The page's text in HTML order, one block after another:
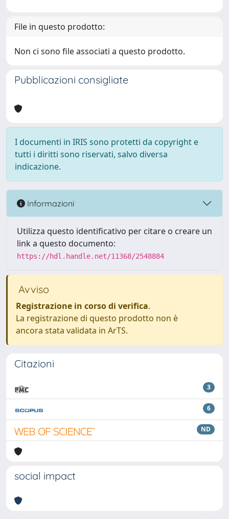
File in questo prodotto:
Non ci sono file associati a questo prodotto.
Pubblicazioni consigliate
I documenti in IRIS sono protetti da copyright e
tutti i diritti sono riservati, salvo diversa
indicazione.
Informazioni
Utilizza questo identificativo per citare o creare un
link a questo documento:
https://hdl.handle.net/11368/2548884
Avviso
Registrazione in corso di verifica.
La registrazione di questo prodotto non è
ancora stata validata in ArTS.
Citazioni
3
6
ND
social impact